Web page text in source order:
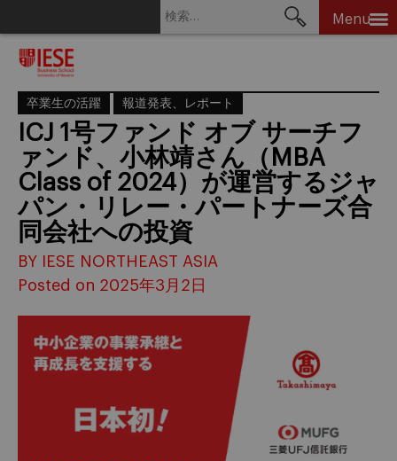
Menu
卒業生の活躍 報道発表、レポート
ICJ 1号ファンド オブ サーチフ
ァンド、小林靖さん（MBA
Class of 2024）が運営するジャ
パン・リレー・パートナーズ合
同会社への投資
BY IESE NORTHEAST ASIA
Posted on 2025年3月2日